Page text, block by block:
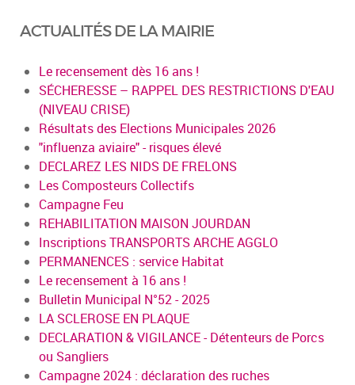
ACTUALITÉS DE LA MAIRIE
Le recensement dès 16 ans !
SÉCHERESSE – RAPPEL DES RESTRICTIONS D'EAU
(NIVEAU CRISE)
Résultats des Elections Municipales 2026
"influenza aviaire" - risques élevé
DECLAREZ LES NIDS DE FRELONS
Les Composteurs Collectifs
Campagne Feu
REHABILITATION MAISON JOURDAN
Inscriptions TRANSPORTS ARCHE AGGLO
PERMANENCES : service Habitat
Le recensement à 16 ans !
Bulletin Municipal N°52 - 2025
LA SCLEROSE EN PLAQUE
DECLARATION & VIGILANCE - Détenteurs de Porcs
ou Sangliers
Campagne 2024 : déclaration des ruches